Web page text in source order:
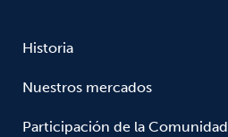
Historia
Nuestros mercados
Participación de la Comunidad